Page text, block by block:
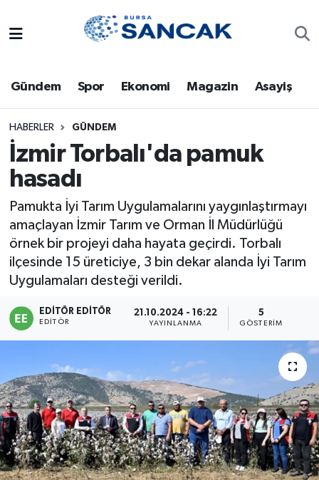
Gündem Spor Ekonomi Magazin Asayiş
HABERLER GÜNDEM
İzmir Torbalı'da pamuk
hasadı
Pamukta İyi Tarım Uygulamalarını yaygınlaştırmayı
amaçlayan İzmir Tarım ve Orman İl Müdürlüğü
örnek bir projeyi daha hayata geçirdi. Torbalı
ilçesinde 15 üreticiye, 3 bin dekar alanda İyi Tarım
Uygulamaları desteği verildi.
EDITÖR EDITÖR
EDITÖR
21.10.2024 - 16:22
YAYINLANMA
5
GÖSTERIM
Bursa
Dünya
Eğitim
Ekonomi
Genel
Magazin
Sağlık
Siyaset
Spor
Türkiye
Trafik Durumu
Süper Lig Puan Durumu ve Fikstür
Tüm Manşetler
Son Dakika Haberleri
Haber Arşivi